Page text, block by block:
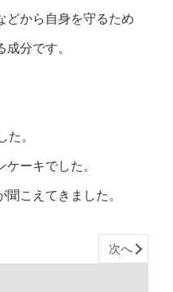
どから自身を守るため
分です。
た。
ーキでした。
こえてきました。
次へ